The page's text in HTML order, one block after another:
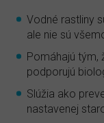
Vodné rastliny
ale nie sú
Pomáhajú tým,
podporujú
Slúžia ako
nastavenej